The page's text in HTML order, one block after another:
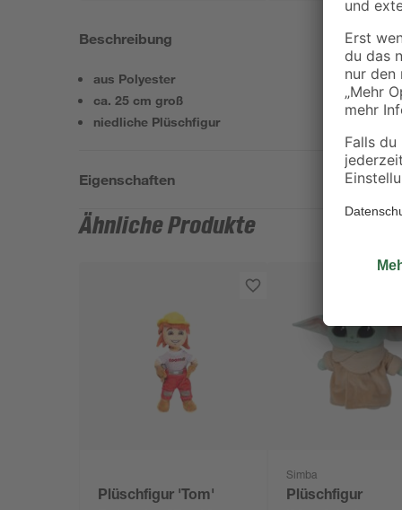
Beschreibung
aus Polyester
ca. 25 cm groß
niedliche Plüschfigur
Eigenschaften
Ähnliche Produkte
Plüschfigur 'Tom'
Simba
Plüschfigur